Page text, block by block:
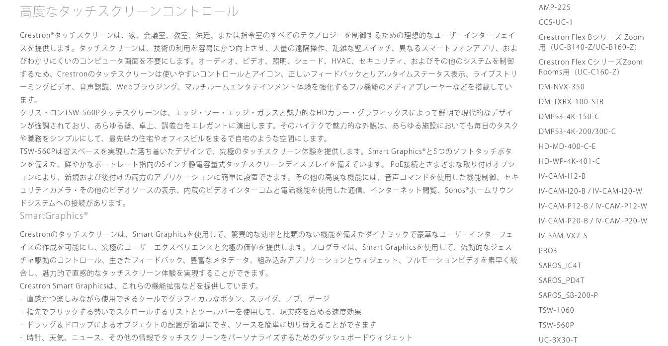
高度なタッチスクリーンコントロール
Crestron®タッチスクリーンは、家、会議室、教室、法廷、または指令室のすべてのテクノロジーを制御するための理想的なユーザーインターフェイ
スを提供します。タッチスクリーンは、技術の利用を容易にかつ向上させ、大量の遠隔操作、乱雑な壁スイッチ、異なるスマートフォンアプリ、およ
びわかりにくいのコンピュータ画面を不要にします。オーディオ、ビデオ、照明、シェード、HVAC、セキュリティ、およびその他のシステムを制御
するため、Crestronのタッチスクリーンは使いやすいコントロールとアイコン、正しいフィードバックとリアルタイムステータス表示、ライブストリ
ーミングビデオ、音声認識、Webブラウジング、マルチルームエンタテインメント体験を強化するフル機能のメディアプレーヤーなどを搭載してい
ます。
クリストロンTSW-560Pタッチスクリーンは、エッジ・ツー・エッジ・ガラスと魅力的なHDカラー・グラフィックスによって鮮明で現代的なデザイ
ンが強調されており、あらゆる壁、卓上、講義台をエレガントに演出します。そのハイテクで魅力的な外観は、あらゆる施設においても毎日のタスク
や職務をシンプルにして、最先端の住宅やオフィスビルをまるで自宅のような空間にします。
TSW-560Pは省スペースを実現した落ち着いたデザインで、究極のタッチスクリーン体験を提供します。Smart Graphics®と5つのソフトタッチボタ
ンを備えた、鮮やかなポートレート指向の5インチ静電容量式タッチスクリーンディスプレイを備えています。 PoE接続とさまざまな取り付けオプシ
ョンにより、新規および後付けの両方のアプリケーションに簡単に設置できます。その他の高度な機能には、音声コマンドを使用した機能制御、セキ
ュリティカメラ・その他のビデオソースの表示、内蔵のビデオインターコムと電話機能を使用した通信、インターネット閲覧、Sonos®ホームサウン
ドシステムへの接続があります。
SmartGraphics®
Crestronのタッチスクリーンは、Smart Graphicsを使用して、驚異的な効率と比類のない機能を備えたダイナミックで豪華なユーザーインターフェ
イスの作成を可能にし、究極のユーザーエクスペリエンスと究極の価値を提供します。プログラマは、Smart Graphicsを使用して、流動的なジェス
チャ駆動のコントロール、生きたフィードバック、豊富なメタデータ、組み込みアプリケーションとウィジェット、フルモーションビデオを素早く統
合し、魅力的で直感的なタッチスクリーン体験を実現することができます。
Crestron Smart Graphicsは、これらの機能拡張などを提供しています。
直感かつ楽しみながら使用できるクールでグラフィカルなボタン、スライダ、ノブ、ゲージ
指先でフリックする勢いでスクロールするリストとツールバーを使用して、現実感を高める速度効果
ドラッグ＆ドロップによるオブジェクトの配置が簡単にでき、ソースを簡単に切り替えることができます
時計、天気、ニュース、その他の情報でタッチスクリーンをパーソナライズするためのダッシュボードウィジェット
AMP-225
CCS-UC-1
Crestron Flex Bシリーズ Zoom
用（UC-B140-Z/UC-B160-Z）
Crestron Flex CシリーズZoom
Rooms用（UC-C160-Z）
DM-NVX-350
DM-TXRX-100-STR
DMPS3-4K-150-C
DMPS3-4K-200/300-C
HD-MD-400-C-E
HD-WP-4K-401-C
IV-CAM-I12-B
IV-CAM-I20-B / IV-CAM-I20-W
IV-CAM-P12-B / IV-CAM-P12-W
IV-CAM-P20-B / IV-CAM-P20-W
IV-SAM-VX2-S
PRO3
SAROS_IC4T
SAROS_PD4T
SAROS_SB-200-P
TSW-1060
TSW-560P
UC-BX30-T